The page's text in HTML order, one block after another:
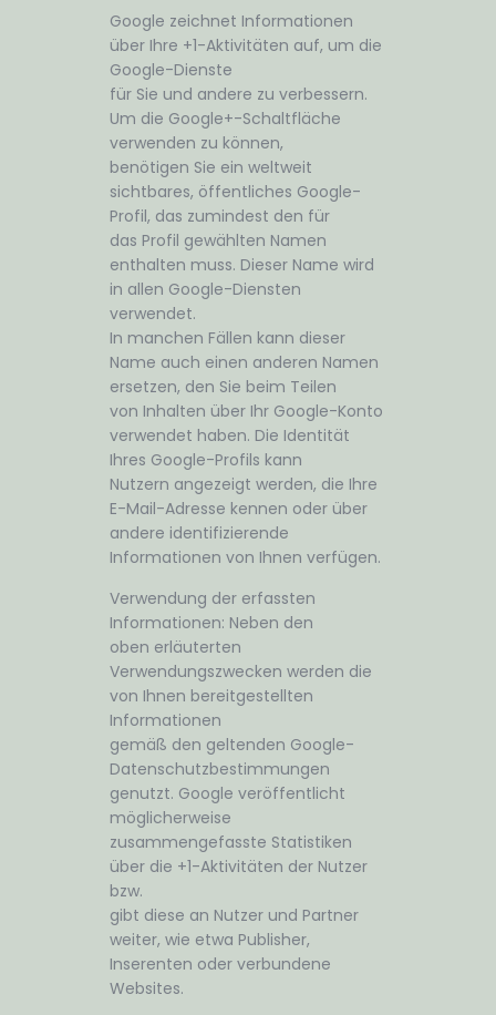
Google zeichnet Informationen
über Ihre +1-Aktivitäten auf, um die
Google-Dienste
für Sie und andere zu verbessern.
Um die Google+-Schaltfläche
verwenden zu können,
benötigen Sie ein weltweit
sichtbares, öffentliches Google-
Profil, das zumindest den für
das Profil gewählten Namen
enthalten muss. Dieser Name wird
in allen Google-Diensten
verwendet.
In manchen Fällen kann dieser
Name auch einen anderen Namen
ersetzen, den Sie beim Teilen
von Inhalten über Ihr Google-Konto
verwendet haben. Die Identität
Ihres Google-Profils kann
Nutzern angezeigt werden, die Ihre
E-Mail-Adresse kennen oder über
andere identifizierende
Informationen von Ihnen verfügen.
Verwendung der erfassten
Informationen: Neben den
oben erläuterten
Verwendungszwecken werden die
von Ihnen bereitgestellten
Informationen
gemäß den geltenden Google-
Datenschutzbestimmungen
genutzt. Google veröffentlicht
möglicherweise
zusammengefasste Statistiken
über die +1-Aktivitäten der Nutzer
bzw.
gibt diese an Nutzer und Partner
weiter, wie etwa Publisher,
Inserenten oder verbundene
Websites.